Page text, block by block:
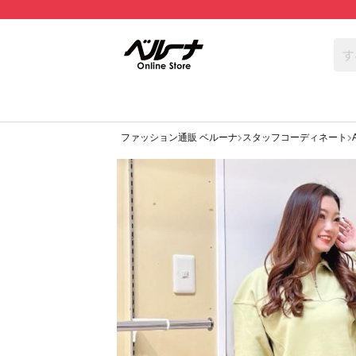
ファッション通販 ベルーナ スタッフコーディネート